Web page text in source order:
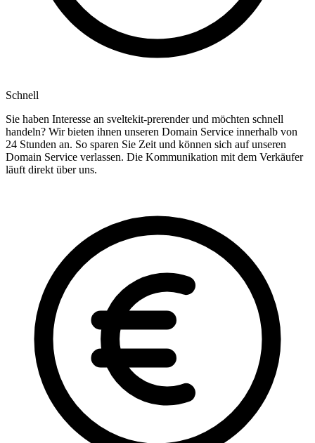
Schnell
Sie haben Interesse an sveltekit-prerender und möchten schnell
handeln? Wir bieten ihnen unseren Domain Service innerhalb von
24 Stunden an. So sparen Sie Zeit und können sich auf unseren
Domain Service verlassen. Die Kommunikation mit dem Verkäufer
läuft direkt über uns.